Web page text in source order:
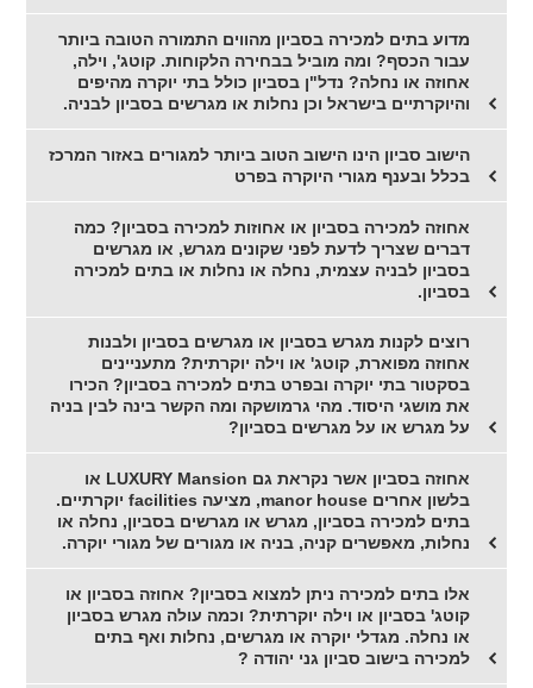
מדוע בתים למכירה בסביון מהווים התמורה הטובה ביותר
עבור הכסף? ומה מוביל בבחירה הלקוחות. קוטג', וילה,
אחוזה או נחלה? נדל"ן בסביון כולל בתי יוקרה מהיפים
והיוקרתיים בישראל וכן נחלות או מגרשים בסביון לבניה.
הישוב סביון הינו הישוב הטוב ביותר למגורים באזור המרכז
בכלל ובענף מגורי היוקרה בפרט
אחוזה למכירה בסביון או אחוזות למכירה בסביון? כמה
דברים שצריך לדעת לפני שקונים מגרש, או מגרשים
בסביון לבניה עצמית, נחלה או נחלות או בתים למכירה
בסביון.
רוצים לקנות מגרש בסביון או מגרשים בסביון ולבנות
אחוזה מפוארת, קוטג' או וילה יוקרתית? מתעניינים
בסקטור בתי יוקרה ובפרט בתים למכירה בסביון? הכירו
את מושגי היסוד. מהי גרמושקה ומה הקשר בינה לבין בניה
על מגרש או על מגרשים בסביון?
אחוזה בסביון אשר נקראת גם LUXURY Mansion או
בלשון אחרים manor house, מציעה facilities יוקרתיים.
בתים למכירה בסביון, מגרש או מגרשים בסביון, נחלה או
נחלות, מאפשרים קניה, בניה או מגורים של מגורי יוקרה.
אלו בתים למכירה ניתן למצוא בסביון? אחוזה בסביון או
קוטג' בסביון או וילה יוקרתית? וכמה עולה מגרש בסביון
או נחלה. מגדלי יוקרה או מגרשים, נחלות ואף בתים
למכירה בישוב סביון גני יהודה ?